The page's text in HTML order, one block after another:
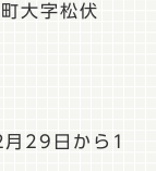
大字松伏
29日から1